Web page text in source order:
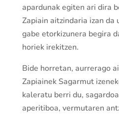
apardunak egiten ari dira
Zapiain aitzindaria izan da
gabe etorkizunera begira
horiek irekitzen.
Bide horretan, aurrerago
Zapiainek Sagarmut
kaleratu berri du,
aperitiboa, vermutaren